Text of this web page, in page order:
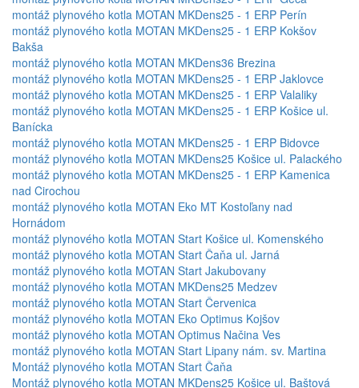
montáž plynového kotla MOTAN MKDens25 - 1 ERP Perín
montáž plynového kotla MOTAN MKDens25 - 1 ERP Kokšov
Bakša
montáž plynového kotla MOTAN MKDens36 Brezina
montáž plynového kotla MOTAN MKDens25 - 1 ERP Jaklovce
montáž plynového kotla MOTAN MKDens25 - 1 ERP Valaliky
montáž plynového kotla MOTAN MKDens25 - 1 ERP Košice ul.
Banícka
montáž plynového kotla MOTAN MKDens25 - 1 ERP Bidovce
montáž plynového kotla MOTAN MKDens25 Košice ul. Palackého
montáž plynového kotla MOTAN MKDens25 - 1 ERP Kamenica
nad Cirochou
montáž plynového kotla MOTAN Eko MT Kostoľany nad
Hornádom
montáž plynového kotla MOTAN Start Košice ul. Komenského
montáž plynového kotla MOTAN Start Čaňa ul. Jarná
montáž plynového kotla MOTAN Start Jakubovany
montáž plynového kotla MOTAN MKDens25 Medzev
montáž plynového kotla MOTAN Start Červenica
montáž plynového kotla MOTAN Eko Optimus Kojšov
montáž plynového kotla MOTAN Optimus Načina Ves
montáž plynového kotla MOTAN Start Lipany nám. sv. Martina
Montáž plynového kotla MOTAN Start Čaňa
Montáž plynového kotla MOTAN MKDens25 Košice ul. Baštová